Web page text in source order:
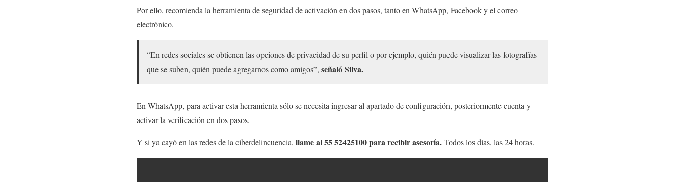
Por ello, recomienda la herramienta de seguridad de activación en dos pasos, tanto en WhatsApp, Facebook y el correo
electrónico.
“En redes sociales se obtienen las opciones de privacidad de su perfil o por ejemplo, quién puede visualizar las fotografías
que se suben, quién puede agregarnos como amigos”, señaló Silva.
En WhatsApp, para activar esta herramienta sólo se necesita ingresar al apartado de configuración, posteriormente cuenta y
activar la verificación en dos pasos.
Y si ya cayó en las redes de la ciberdelincuencia, llame al 55 52425100 para recibir asesoría.Todos los días, las 24 horas.